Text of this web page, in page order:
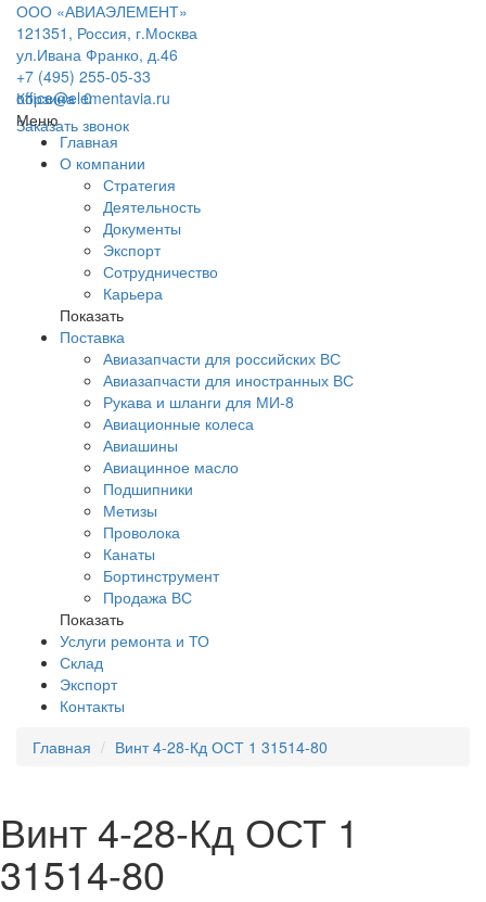
ООО «АВИАЭЛЕМЕНТ»
121351, Россия, г.Москва
ул.Ивана Франко, д.46
+7 (495) 255-05-33
office@elementavia.ru
Заказать звонок
Корзина0
Меню
Главная
О компании
Стратегия
Деятельность
Документы
Экспорт
Сотрудничество
Карьера
Показать
Поставка
Авиазапчасти для российских ВС
Авиазапчасти для иностранных ВС
Рукава и шланги для МИ-8
Авиационные колеса
Авиашины
Авиацинное масло
Подшипники
Метизы
Проволока
Канаты
Бортинструмент
Продажа ВС
Показать
Услуги ремонта и ТО
Склад
Экспорт
Контакты
Главная
Винт 4-28-Кд ОСТ 1 31514-80
Винт 4-28-Кд ОСТ 1
31514-80